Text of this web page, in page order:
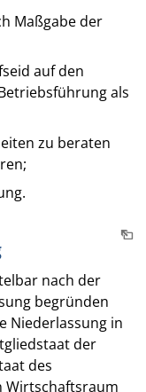
Maßgabe der
auf den
als
zu beraten
nach der
begründen
Niederlassung in
der
des
Wirtschaftsraum